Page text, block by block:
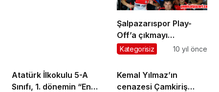
Şalpazarıspor Play-
Off’a çıkmayı
garantiledi
Kategorisiz 10 yıl önce
Atatürk İlkokulu 5-A
Sınıfı, 1. dönemin “En
Kemal Yılmaz’ın
cenazesi Çamkiriş